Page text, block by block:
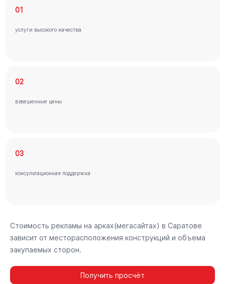
01
услуги высокого качества
02
взвешенные цены
03
консультационная поддержка
Стоимость рекламы на арках(мегасайтах) в Саратове
зависит от месторасположения конструкций и объема
закупаемых сторон.
Получить просчёт